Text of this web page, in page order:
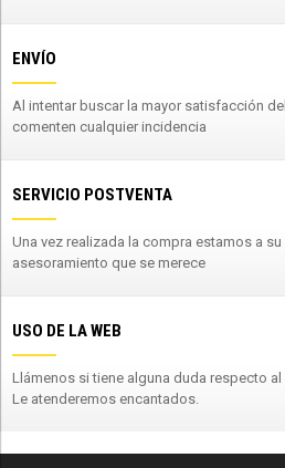
ENVÍO
Al intentar buscar la mayor satisfacción
comenten cualquier incidencia
SERVICIO POSTVENTA
Una vez realizada la compra estamos a su
asesoramiento que se merece
USO DE LA WEB
Llámenos si tiene alguna duda respecto
Le atenderemos encantados.